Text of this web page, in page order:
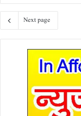
Next page